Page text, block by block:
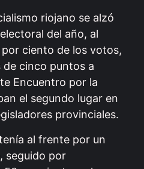
riojano se alzó
del año, al
ciento de los votos,
cinco puntos a
Encuentro por la
el segundo lugar en
provinciales.
al frente por un
seguido por